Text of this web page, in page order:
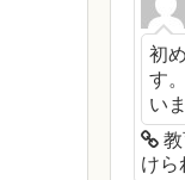
初
す
い
けら